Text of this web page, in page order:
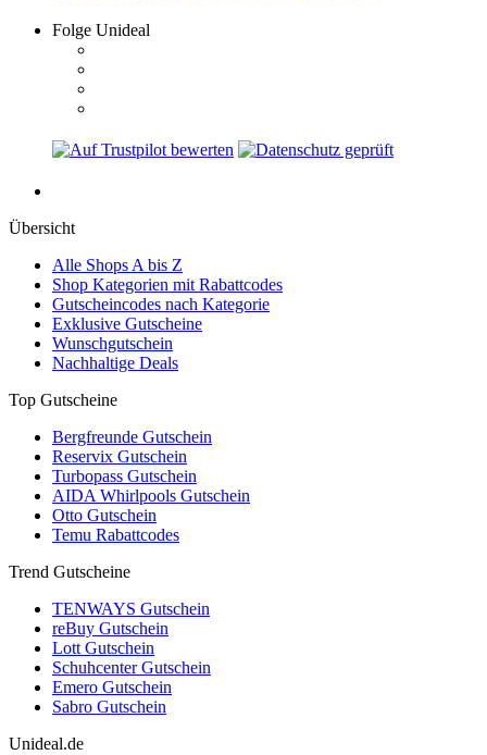
Folge Unideal
Übersicht
Alle Shops A bis Z
Shop Kategorien mit Rabattcodes
Gutscheincodes nach Kategorie
Exklusive Gutscheine
Wunschgutschein
Nachhaltige Deals
Top Gutscheine
Bergfreunde Gutschein
Reservix Gutschein
Turbopass Gutschein
AIDA Whirlpools Gutschein
Otto Gutschein
Temu Rabattcodes
Trend Gutscheine
TENWAYS Gutschein
reBuy Gutschein
Lott Gutschein
Schuhcenter Gutschein
Emero Gutschein
Sabro Gutschein
Unideal.de